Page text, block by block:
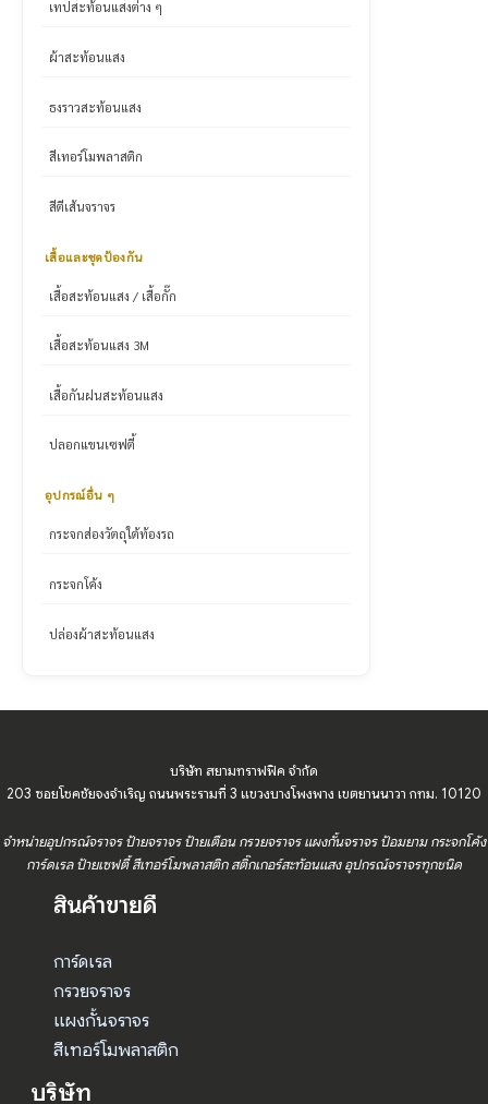
เทปสะท้อนแสงต่าง ๆ
ผ้าสะท้อนแสง
ธงราวสะท้อนแสง
สีเทอร์โมพลาสติก
สีตีเส้นจราจร
เสื้อและชุดป้องกัน
เสื้อสะท้อนแสง / เสื้อกั๊ก
เสื้อสะท้อนแสง 3M
เสื้อกันฝนสะท้อนแสง
ปลอกแขนเซฟตี้
อุปกรณ์อื่น ๆ
กระจกส่องวัตถุใต้ท้องรถ
กระจกโค้ง
ปล่องผ้าสะท้อนแสง
บริษัท สยามทราฟฟิค จำกัด
203 ซอยโชคชัยจงจำเริญ ถนนพระรามที่ 3 แขวงบางโพงพาง เขตยานนาวา กทม. 10120
จำหน่ายอุปกรณ์จราจร ป้ายจราจร ป้ายเตือน กรวยจราจร แผงกั้นจราจร ป้อมยาม กระจกโค้ง
การ์ดเรล ป้ายเซฟตี้ สีเทอร์โมพลาสติก สติ๊กเกอร์สะท้อนแสง อุปกรณ์จราจรทุกชนิด
สินค้าขายดี
การ์ดเรล
กรวยจราจร
แผงกั้นจราจร
สีเทอร์โมพลาสติก
บริษัท